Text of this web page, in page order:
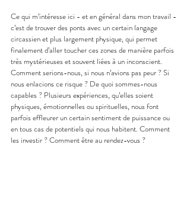
Ce qui m’intéresse ici - et en général dans mon travail -
c’est de trouver des ponts avec un certain langage
circassien et plus largement physique, qui permet
finalement d’aller toucher ces zones de manière parfois
très mystérieuses et souvent liées à un inconscient.
Comment serions-nous, si nous n’avions pas peur ? Si
nous enlacions ce risque ? De quoi sommes-nous
capables ? Plusieurs expériences, qu’elles soient
physiques, émotionnelles ou spirituelles, nous font
parfois effleurer un certain sentiment de puissance ou
en tous cas de potentiels qui nous habitent. Comment
les investir ? Comment être au rendez-vous ?